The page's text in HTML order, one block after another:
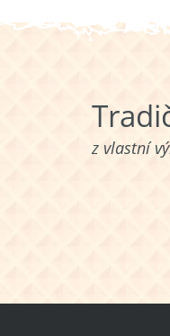
z vlastní